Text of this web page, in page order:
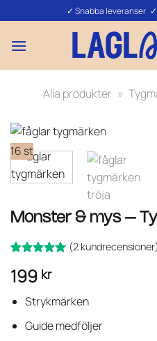
to
content
✓ Snabba leveranser
Alla produkter »
16 st
Monster & mys –
av 5
kundrecensioner
(2kundrecensioner)
199 kr
Strykmärken
Guide medföljer